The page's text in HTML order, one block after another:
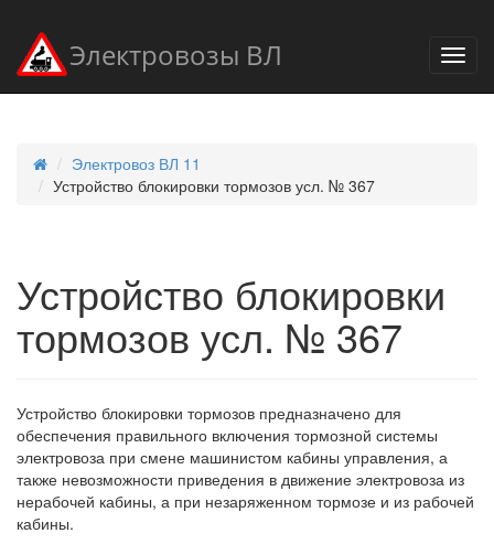
Электровозы ВЛ
Электровоз ВЛ 11
Устройство блокировки тормозов усл. № 367
Устройство блокировки
тормозов усл. № 367
Устройство блокировки тормозов предназначено для
обеспечения правильного включения тормозной системы
электровоза при смене машинистом кабины управления, а
также невозможности приведения в движение электровоза из
нерабочей кабины, а при незаряженном тормозе и из рабочей
кабины.